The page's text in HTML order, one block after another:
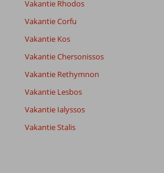
Vakantie Rhodos
Vakantie Corfu
Vakantie Kos
Vakantie Chersonissos
Vakantie Rethymnon
Vakantie Lesbos
Vakantie Ialyssos
Vakantie Stalis